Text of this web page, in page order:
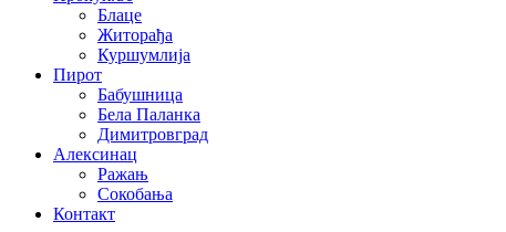
Блаце
Житорађа
Куршумлија
Пирот
Бабушница
Бела Паланка
Димитровград
Алексинац
Ражањ
Сокобања
Контакт